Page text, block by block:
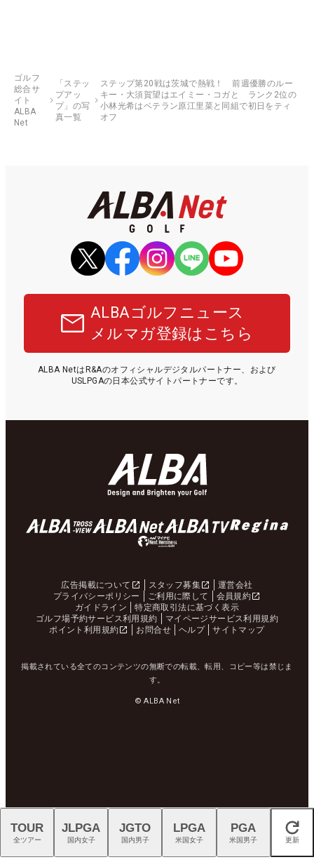
ゴルフ
総合サ
イト
ALBA
Net
「ステッ
プアッ
プ」の写
真一覧
ステップ第20戦は茨城で熱戦！ 前週優勝のルー
キー・大須賀望はエイミー・コガと ランク2位の
小林光希はベテラン原江里菜と同組で初日をティ
オフ
ALBAゴルフニュース
メルマガ登録はこちら
ALBA NetはR&Aのオフィシャルデジタルパートナー、および
USLPGAの日本公式サイトパートナーです。
広告掲載について スタッフ募集
運営会社
プライバシーポリシー
ご利用に際して
会員規約
ガイドライン
特定商取引法に基づく表示
ゴルフ場予約サービス利用規約
マイページサービス利用規約
ポイント利用規約
お問合せ ヘルプ サイトマップ
掲載されている全てのコンテンツの無断での転載、転用、コピー等は禁じま
す。
© ALBA Net
閉じる
TOUR
全ツアー
JLPGA
国内女子
JGTO
国内男子
LPGA
米国女子
PGA
米国男子 更新